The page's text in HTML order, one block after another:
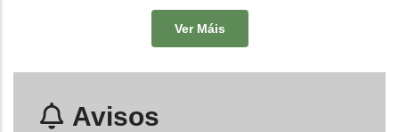
Ver Máis
Avisos